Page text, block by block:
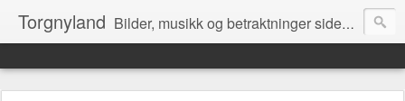
Torgnyland Bilder, musikk og betraktninger siden 2008